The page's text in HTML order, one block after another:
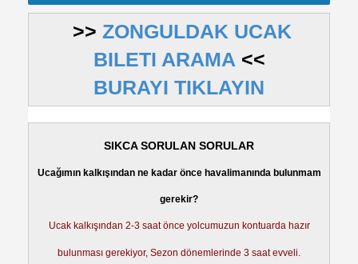
>> ZONGULDAK UCAK
BILETI ARAMA <<
BURAYI TIKLAYIN
SIKCA SORULAN SORULAR
Ucağımın kalkışından ne kadar önce havalimanında bulunmam
gerekir?
Ucak kalkışından 2-3 saat önce yolcumuzun kontuarda hazır
bulunması gerekiyor, Sezon dönemlerinde 3 saat evveli.